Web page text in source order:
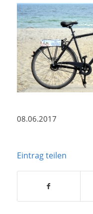
08.06.2017
Eintrag teilen